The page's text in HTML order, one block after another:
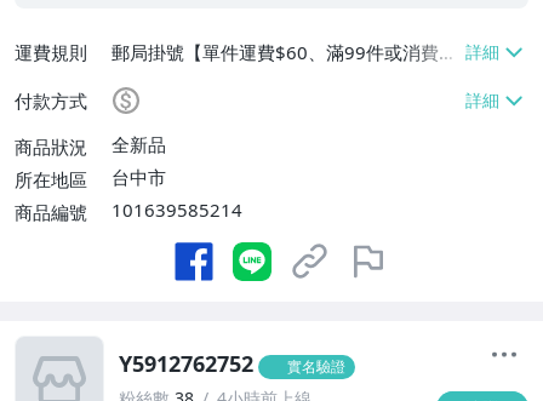
運費規則
郵局掛號【單件運費$60、滿99件或消費滿
$9999免運費】
付款方式
商品狀況
全新品
所在地區
台中市
商品編號
101639585214
Y5912762752 實名驗證